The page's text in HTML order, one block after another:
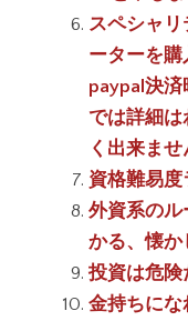
スペシャ
ーターを購
paypal決済
では詳細は
く出来ませ
資格難易度
外資系のル
かる、懐か
投資は危険
金持ちにな